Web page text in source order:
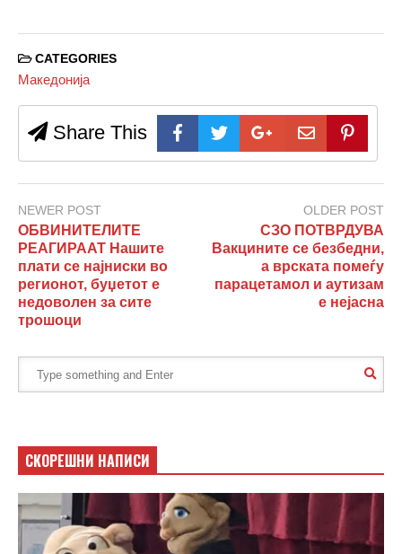
CATEGORIES
Македонија
Share This
NEWER POST
ОБВИНИТЕЛИТЕ
РЕАГИРААТ Нашите
плати се најниски во
регионот, буџетот е
недоволен за сите
трошоци
OLDER POST
СЗО ПОТВРДУВА
Вакцините се безбедни,
а врската помеѓу
парацетамол и аутизам
е нејасна
СКОРЕШНИ НАПИСИ